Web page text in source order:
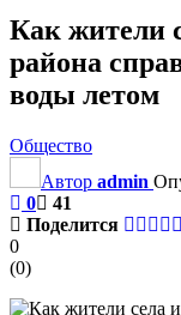
Как жители
района
воды летом
Общество
Автор admin
0
41
Поделится
0
(0)